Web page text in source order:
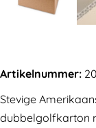
Artikelnummer:
Stevige
dubbelgolfkarton